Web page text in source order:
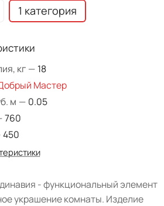
1 категория
кг — 18
Мастер
м — 0.05
760
450
- функциональный элемент
украшение комнаты. Изделие